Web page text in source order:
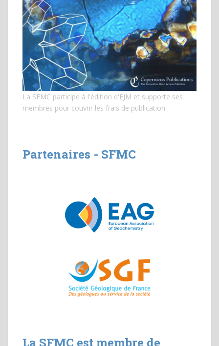
La SFMC participe à l'édition d'EJM et supporte ses
membres pour couvrir les frais de publication
Partenaires - SFMC
La SFMC est membre de